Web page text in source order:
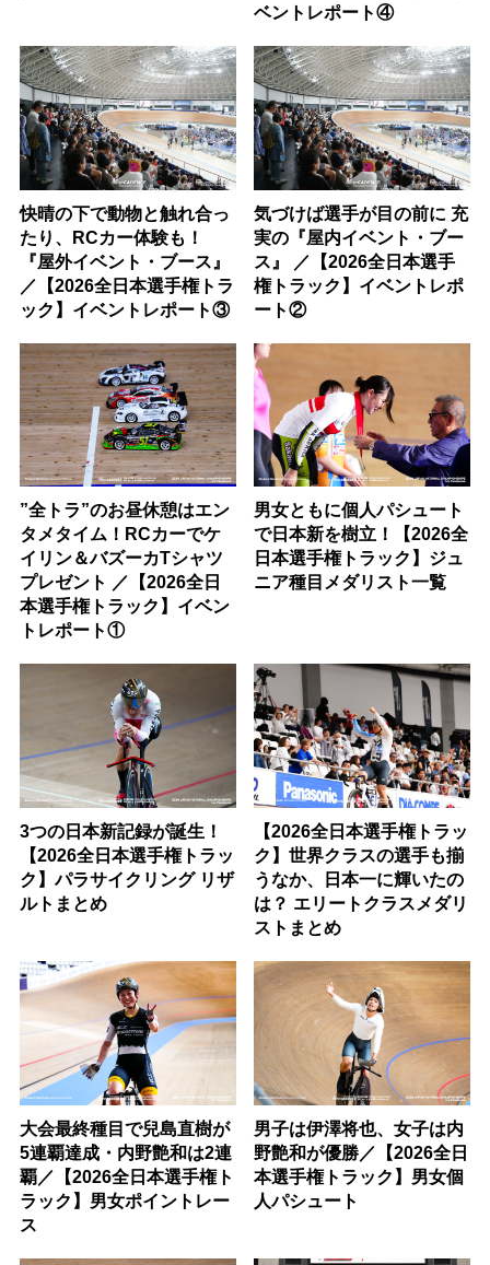
ベントレポート④
快晴の下で動物と触れ合っ
たり、RCカー体験も！
『屋外イベント・ブース』
／【2026全日本選手権トラ
ック】イベントレポート③
気づけば選手が目の前に 充
実の『屋内イベント・ブー
ス』 ／【2026全日本選手
権トラック】イベントレポ
ート②
”全トラ”のお昼休憩はエン
タメタイム！RCカーでケ
イリン＆バズーカTシャツ
プレゼント ／【2026全日
本選手権トラック】イベン
トレポート①
男女ともに個人パシュート
で日本新を樹立！【2026全
日本選手権トラック】ジュ
ニア種目メダリスト一覧
3つの日本新記録が誕生！
【2026全日本選手権トラッ
ク】パラサイクリング リザ
ルトまとめ
【2026全日本選手権トラッ
ク】世界クラスの選手も揃
うなか、日本一に輝いたの
は？ エリートクラスメダリ
ストまとめ
大会最終種目で兒島直樹が
5連覇達成・内野艶和は2連
覇／【2026全日本選手権ト
ラック】男女ポイントレー
ス
男子は伊澤将也、女子は内
野艶和が優勝／【2026全日
本選手権トラック】男女個
人パシュート